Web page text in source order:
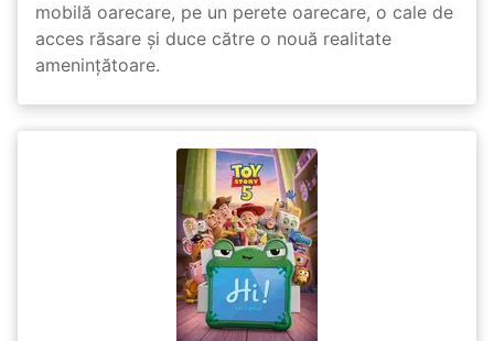
mobilă oarecare, pe un perete oarecare, o cale de
acces răsare și duce către o nouă realitate
amenințătoare.